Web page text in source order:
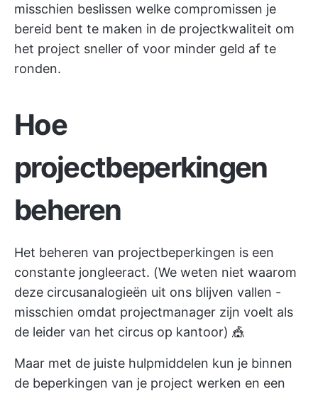
misschien beslissen welke compromissen je
bereid bent te maken in de projectkwaliteit om
het project sneller of voor minder geld af te
ronden.
Hoe
projectbeperkingen
beheren
Het beheren van projectbeperkingen is een
constante jongleeract. (We weten niet waarom
deze circusanalogieën uit ons blijven vallen -
misschien omdat projectmanager zijn voelt als
de leider van het circus op kantoor) 🎪
Maar met de juiste hulpmiddelen kun je binnen
de beperkingen van je project werken en een